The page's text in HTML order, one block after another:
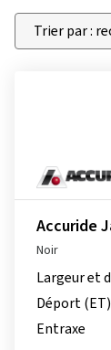
Accuride
Noir
Largeur et
Déport (ET)
Entraxe